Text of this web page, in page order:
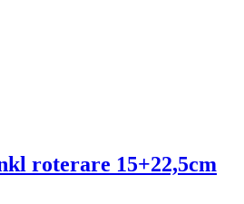
roterare 15+22,5cm